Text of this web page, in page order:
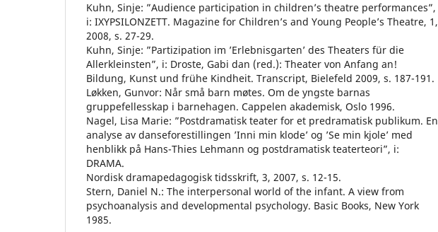
Kuhn, Sinje: ”Audience participation in children’s theatre performances”,
i: IXYPSILONZETT. Magazine for Children’s and Young People’s Theatre, 1,
2008, s. 27-29.
Kuhn, Sinje: ”Partizipation im ’Erlebnisgarten’ des Theaters für die
Allerkleinsten”, i: Droste, Gabi dan (red.): Theater von Anfang an!
Bildung, Kunst und frühe Kindheit. Transcript, Bielefeld 2009, s. 187-191.
Løkken, Gunvor: Når små barn møtes. Om de yngste barnas
gruppefellesskap i barnehagen. Cappelen akademisk, Oslo 1996.
Nagel, Lisa Marie: ”Postdramatisk teater for et predramatisk publikum. En
analyse av danseforestillingen ’Inni min klode’ og ’Se min kjole’ med
henblikk på Hans-Thies Lehmann og postdramatisk teaterteori”, i:
DRAMA.
Nordisk dramapedagogisk tidsskrift, 3, 2007, s. 12-15.
Stern, Daniel N.: The interpersonal world of the infant. A view from
psychoanalysis and developmental psychology. Basic Books, New York
1985.